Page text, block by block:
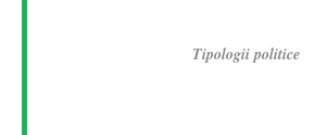
Tipologii politice